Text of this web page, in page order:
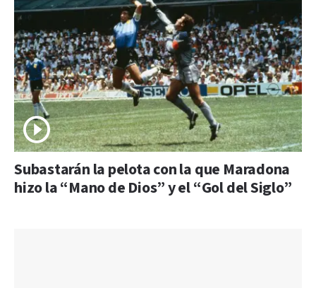
Subastarán la pelota con la que Maradona
hizo la “Mano de Dios” y el “Gol del Siglo”